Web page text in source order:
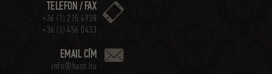
TELEFON / FAX
+36 (1) 215 4938
+36 (1) 456 0433
EMAIL CÍM
info@hant.hu